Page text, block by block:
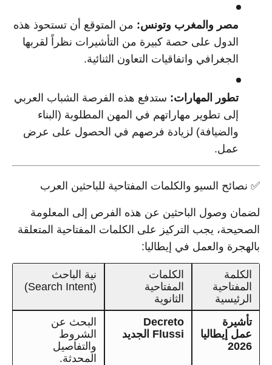
مصر والمغرب وتونس:من المتوقع أن تستحوذ هذه
الدول على حصة كبيرة من التأشيرات نظراً لقربها
الجغرافي واتفاقيات التعاون الثنائية.
تطور المهارات:ستدفع هذه الفرصة الشباب العربي
إلى تطوير مهاراتهم في المهن المطلوبة (البناء
والضيافة) لزيادة فرصهم في الحصول على عرض
عمل.
✅ نصائح السيو والكلمات المفتاحية للباحثين العرب
لضمان وصول الباحثين عن هذه الفرص إلى المعلومة
الصحيحة، يجب التركيز على الكلمات المفتاحية المتعلقة
بالهجرة والعمل في إيطاليا:
الكلمة
المفتاحية
الرئيسية
الكلمات
المفتاحية
الثانوية
نية الباحث
تأشيرة
عمل إيطاليا
2026
Decreto
Flussi الجديد
البحث عن
الشروط
والتفاصيل
المحدثة.